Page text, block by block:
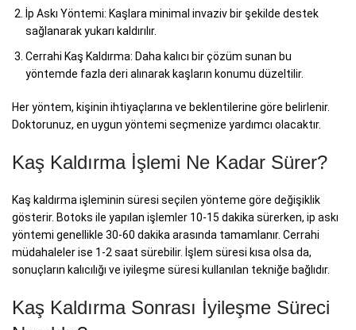
İp Askı Yöntemi: Kaşlara minimal invaziv bir şekilde destek
sağlanarak yukarı kaldırılır.
Cerrahi Kaş Kaldırma: Daha kalıcı bir çözüm sunan bu
yöntemde fazla deri alınarak kaşların konumu düzeltilir.
Her yöntem, kişinin ihtiyaçlarına ve beklentilerine göre belirlenir.
Doktorunuz, en uygun yöntemi seçmenize yardımcı olacaktır.
Kaş Kaldırma İşlemi Ne Kadar Sürer?
Kaş kaldırma işleminin süresi seçilen yönteme göre değişiklik
gösterir. Botoks ile yapılan işlemler 10-15 dakika sürerken, ip askı
yöntemi genellikle 30-60 dakika arasında tamamlanır. Cerrahi
müdahaleler ise 1-2 saat sürebilir. İşlem süresi kısa olsa da,
sonuçların kalıcılığı ve iyileşme süresi kullanılan tekniğe bağlıdır.
Kaş Kaldırma Sonrası İyileşme Süreci